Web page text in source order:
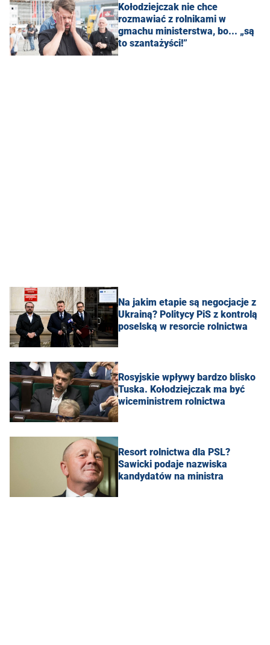
Kołodziejczak nie chce
rozmawiać z rolnikami w
gmachu ministerstwa, bo... „są
to szantażyści!”
Na jakim etapie są negocjacje z
Ukrainą? Politycy PiS z kontrolą
poselską w resorcie rolnictwa
Rosyjskie wpływy bardzo blisko
Tuska. Kołodziejczak ma być
wiceministrem rolnictwa
Resort rolnictwa dla PSL?
Sawicki podaje nazwiska
kandydatów na ministra